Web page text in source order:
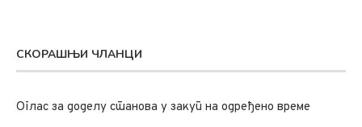
СКОРАШЊИ ЧЛАНЦИ
Oглас за доделу станова у закуп на одређено време